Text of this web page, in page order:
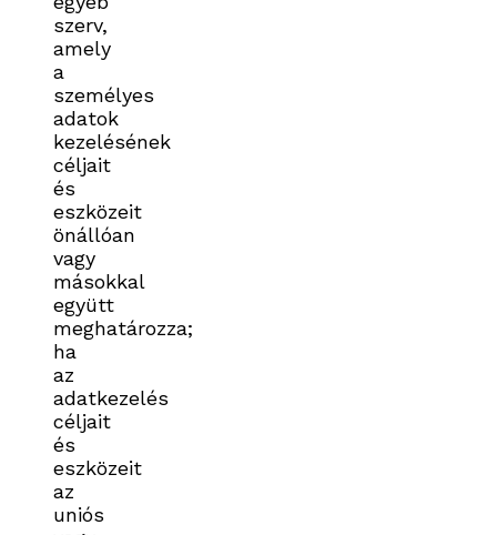
szerv,
amely
a
személyes
adatok
kezelésének
céljait
és
eszközeit
önállóan
vagy
másokkal
együtt
meghatározza;
ha
az
adatkezelés
céljait
és
eszközeit
az
uniós